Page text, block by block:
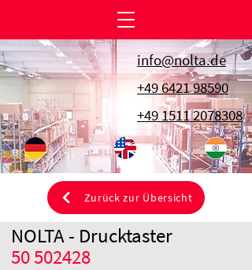
info@nolta.de
+49 6421 98590
+49 1511 2078308
Zurück zur Übersicht
50 502428
NOLTA - Drucktaster